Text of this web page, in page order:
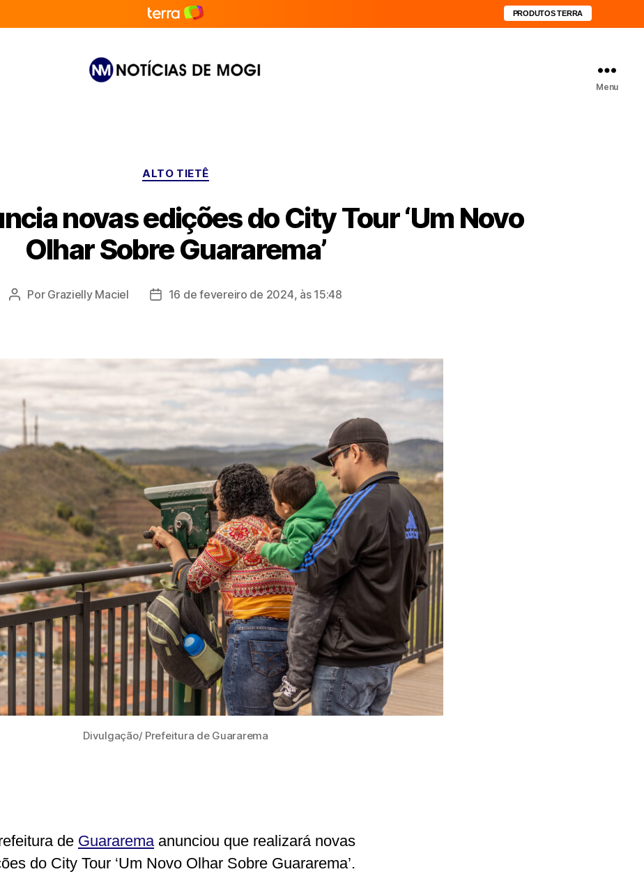
PRODUTOS TERRA
Menu
Categorias
ALTO TIETÊ
novas edições do City Tour ‘Um Novo
Olhar Sobre Guararema’
Autor
Por Grazielly Maciel
Data16 de fevereiro de 2024, às 15:48
Divulgação/ Prefeitura de Guararema
de Guararema anunciou que realizará novas
do City Tour ‘Um Novo Olhar Sobre Guararema’.